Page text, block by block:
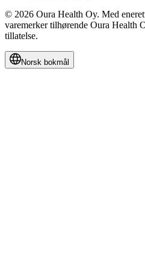
© 2026 Oura Health Oy. Med
varemerker tilhørende Oura Health
tillatelse.
Norsk bokmål